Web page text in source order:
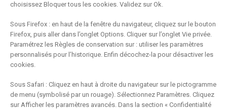
choisissez Bloquer tous les cookies. Validez sur Ok.
Sous Firefox : en haut de la fenêtre du navigateur, cliquez sur le bouton
Firefox, puis aller dans l’onglet Options. Cliquer sur l’onglet Vie privée.
Paramétrez les Règles de conservation sur : utiliser les paramètres
personnalisés pour l’historique. Enfin décochez-la pour désactiver les
cookies.
Sous Safari : Cliquez en haut à droite du navigateur sur le pictogramme
de menu (symbolisé par un rouage). Sélectionnez Paramètres. Cliquez
sur Afficher les paramètres avancés. Dans la section « Confidentialité